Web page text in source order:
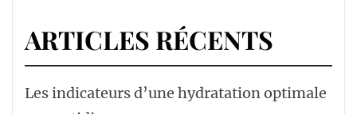
ARTICLES RÉCENTS
Les indicateurs d’une hydratation optimale